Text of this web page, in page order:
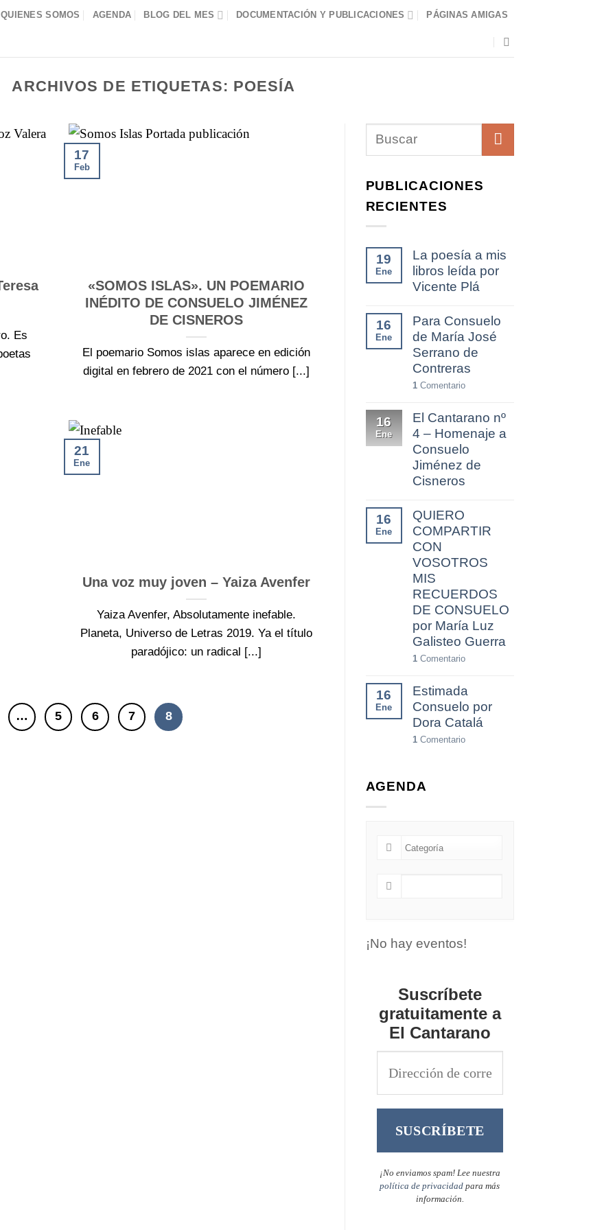
QUIENES SOMOS AGENDA BLOG DEL MES DOCUMENTACIÓN Y PUBLICACIONES PÁGINAS AMIGAS
ARCHIVOS DE ETIQUETAS: POESÍA
Es
«SOMOS ISLAS». UN POEMARIO
INÉDITO DE CONSUELO JIMÉNEZ
DE CISNEROS
El poemario Somos islas aparece en edición
digital en febrero de 2021 con el número [...]
17
Feb
Una voz muy joven – Yaiza Avenfer
Yaiza Avenfer, Absolutamente inefable.
Planeta, Universo de Letras 2019. Ya el título
paradójico: un radical [...]
21
Ene
… 5 6 7 8
PUBLICACIONES
RECIENTES
19
Ene
La poesía a mis
libros leída por
Vicente Plá
16
Ene
Para Consuelo
de María José
Serrano de
Contreras
1Comentario
16
Ene
El Cantarano nº
4 – Homenaje a
Consuelo
Jiménez de
Cisneros
16
Ene
QUIERO
COMPARTIR
CON
VOSOTROS
MIS
RECUERDOS
DE CONSUELO
por María Luz
Galisteo Guerra
1Comentario
16
Ene
Estimada
Consuelo por
Dora Catalá
1Comentario
AGENDA
¡No hay eventos!
Suscríbete
gratuitamente a
El Cantarano
¡No enviamos spam! Lee nuestra
política de privacidad para más
información.